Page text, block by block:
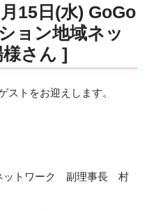
15日(水) GoGo
ョン地域ネッ
様さん ]
ストをお迎えします。
トワーク 副理事長 村